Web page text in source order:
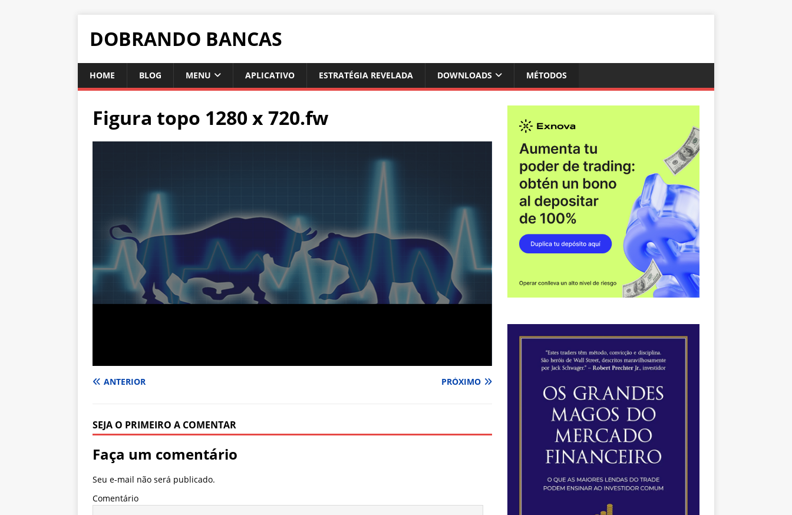
DOBRANDO BANCAS
HOME BLOG MENU APLICATIVO ESTRATÉGIA REVELADA DOWNLOADS MÉTODOS
Figura topo 1280 x 720.fw
ANTERIOR PRÓXIMO
SEJA O PRIMEIRO A COMENTAR
Faça um comentário
Seu e-mail não será publicado.
Comentário